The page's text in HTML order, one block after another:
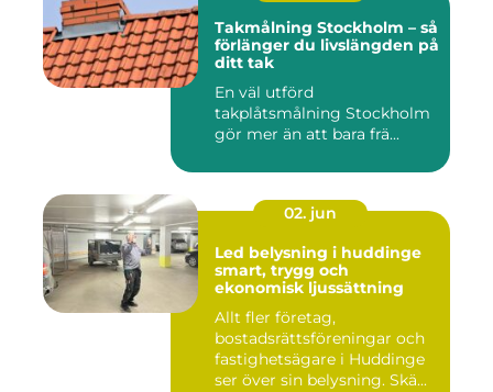
Takmålning Stockholm – så
förlänger du livslängden på
ditt tak
En väl utförd
takplåtsmålning Stockholm
gör mer än att bara frä...
02. jun
Led belysning i huddinge
smart, trygg och
ekonomisk ljussättning
Allt fler företag,
bostadsrättsföreningar och
fastighetsägare i Huddinge
ser över sin belysning. Skä...